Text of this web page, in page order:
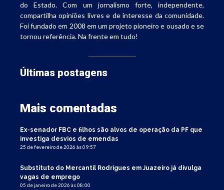
do Estado. Com um jornalismo forte, independente,
compartilha opiniões livres e de interesse da comunidade.
Foi fundado em 2008 em um projeto pioneiro e ousado e se
tornou referência. Na frente em tudo!
Últimas postagens
Mais comentadas
Ex-senador FBC e filhos são alvos de operação da PF que
investiga desvios de emendas
25 de fevereiro de 2026 às 09:57
Substituto do Mercantil Rodrigues em Juazeiro já divulga
vagas de emprego
05 de janeiro de 2026 às 08:00